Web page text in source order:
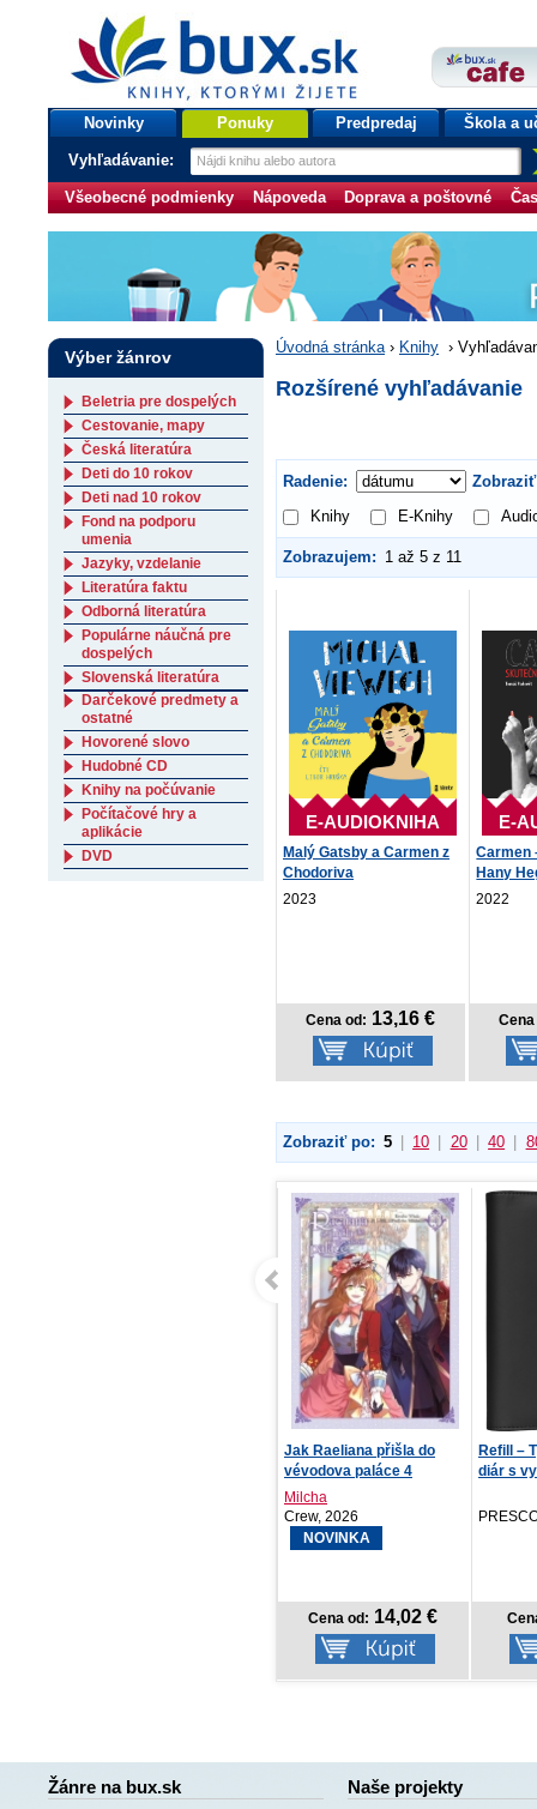
bux.sk
knihy, ktorými žijete
Úvodná stránka
Novinky Ponuky Predpredaj Škola a
Vyhľadávanie:
Všeobecné podmienky Nápoveda Doprava a poštovné
Úvodná stránka› Knihy ›
Rozšírené vyhľadávanie
Radenie:
Knihy
E-Knihy
Zobrazujem: 1 až 5 z 11
E-AUDIOKNIHA
Malý Gatsby a Carmen z
Chodoriva
2023
Cena od: 13,16 €
E-
Carmen
Hany
2022
Zobraziť po: 5 10 20 40
Jak Raeliana přišla do
vévodova paláce 4
Milcha
Crew, 2026
NOVINKA
Cena od: 14,02 €
Refill –
diár s
Výber žánrov
Beletria pre dospelých
Cestovanie, mapy
Česká literatúra
Deti do 10 rokov
Deti nad 10 rokov
Fond na podporu
umenia
Jazyky, vzdelanie
Literatúra faktu
Odborná literatúra
Populárne náučná pre
dospelých
Slovenská literatúra
Darčekové predmety a
ostatné
Hovorené slovo
Hudobné CD
Knihy na počúvanie
Počítačové hry a
aplikácie
DVD
Žánre na bux.sk Naše projekty